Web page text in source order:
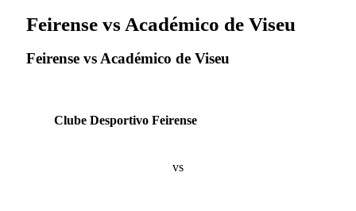
Feirense vs Académico de Viseu
Feirense vs Académico de Viseu
Clube Desportivo Feirense
vs